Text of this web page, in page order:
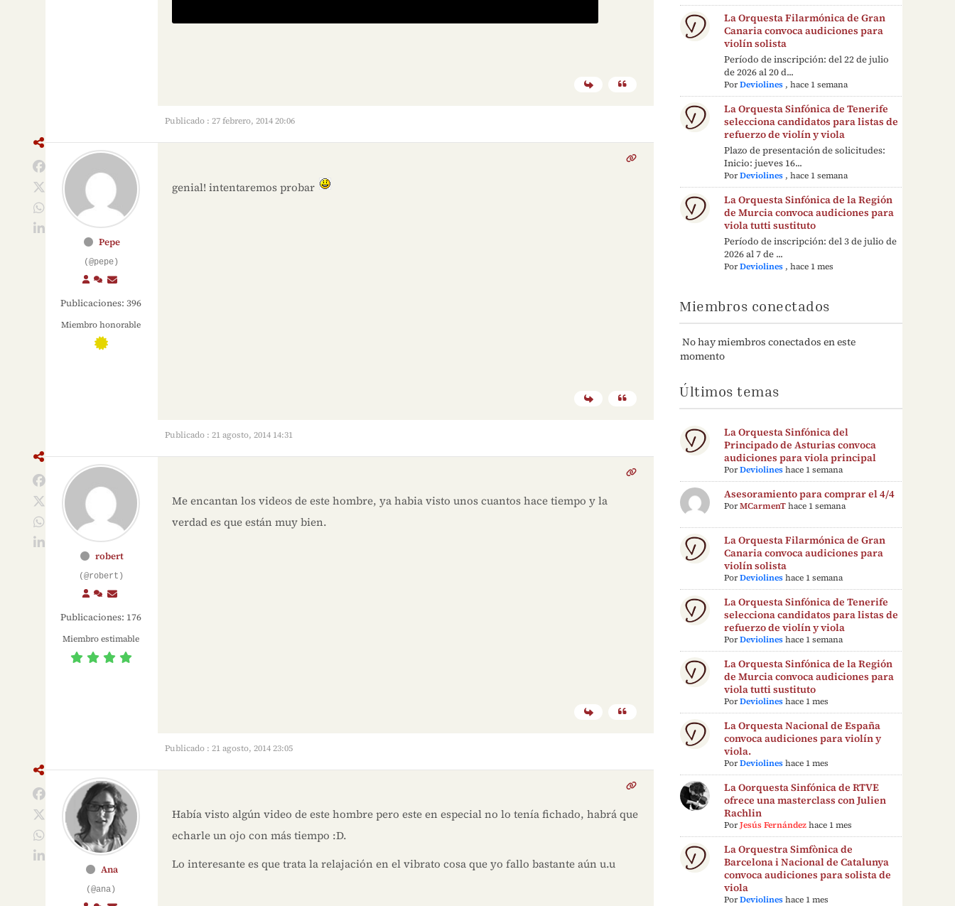
Publicado : 27 febrero, 2014 20:06
Pepe
(@pepe)
Publicaciones: 396
Miembro honorable
genial! intentaremos probar
Publicado : 21 agosto, 2014 14:31
robert
(@robert)
Publicaciones: 176
Miembro estimable
Me encantan los videos de este hombre, ya habia visto unos cuantos hace tiempo y la
verdad es que están muy bien.
Publicado : 21 agosto, 2014 23:05
Ana
(@ana)
Había visto algún video de este hombre pero este en especial no lo tenía fichado, habrá que
echarle un ojo con más tiempo :D.
Lo interesante es que trata la relajación en el vibrato cosa que yo fallo bastante aún u.u
La Orquesta Filarmónica de Gran
Canaria convoca audiciones para
violín solista
Período de inscripción: del 22 de julio
de 2026 al 20 d...
PorDeviolines ,hace 1 semana
La Orquesta Sinfónica de Tenerife
selecciona candidatos para listas de
refuerzo de violín y viola
Plazo de presentación de solicitudes:
Inicio: jueves 16...
PorDeviolines ,hace 1 semana
La Orquesta Sinfónica de la Región
de Murcia convoca audiciones para
viola tutti sustituto
Período de inscripción: del 3 de julio de
2026 al 7 de ...
PorDeviolines ,hace 1 mes
Miembros conectados
No hay miembros conectados en este
momento
Últimos temas
La Orquesta Sinfónica del
Principado de Asturias convoca
audiciones para viola principal
PorDeviolines hace 1 semana
Asesoramiento para comprar el 4/4
PorMCarmenT hace 1 semana
La Orquesta Filarmónica de Gran
Canaria convoca audiciones para
violín solista
PorDeviolines hace 1 semana
La Orquesta Sinfónica de Tenerife
selecciona candidatos para listas de
refuerzo de violín y viola
PorDeviolines hace 1 semana
La Orquesta Sinfónica de la Región
de Murcia convoca audiciones para
viola tutti sustituto
PorDeviolines hace 1 mes
La Orquesta Nacional de España
convoca audiciones para violín y
viola.
PorDeviolines hace 1 mes
La Oorquesta Sinfónica de RTVE
ofrece una masterclass con Julien
Rachlin
PorJesús Fernández hace 1 mes
La Orquestra Simfònica de
Barcelona i Nacional de Catalunya
convoca audiciones para solista de
viola
PorDeviolines hace 1 mes